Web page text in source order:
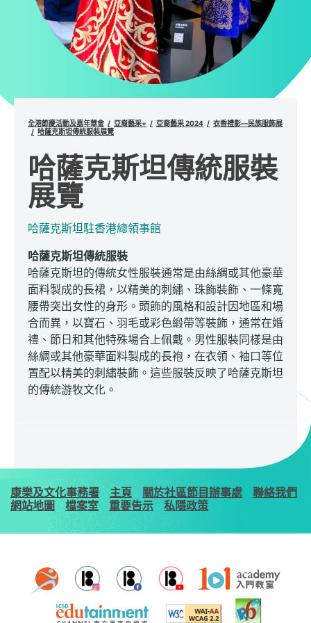
全港節慶活動及嘉年華會 亞裔藝采+ 亞裔藝采 2024
衣香禮影—民族服飾展
哈薩克斯坦傳統服裝展覽
哈薩克斯坦傳統服裝
展覽
哈薩克斯坦駐香港總領事館
哈薩克斯坦傳統服裝
哈薩克斯坦的傳統女性服裝通常是由絲綢或其他豪華
面料製成的長裙，以精美的刺繡、珠飾裝飾、一條寬
腰帶突出女性的身形。頭飾的風格和設計因地區和場
合而異，以寶石、羽毛或彩色緞帶等裝飾，通常在婚
禮、節日和其他特殊場合上佩戴。男性服裝同樣是由
絲綢或其他豪華面料製成的長袍，在衣領、袖口等位
置配以精美的刺繡裝飾。這些服裝反映了哈薩克斯坦
的傳統游牧文化。
康樂及文化事務署 主頁 關於社區節目辦事處
聯絡我們
網站地圖
檔案室 重要告示 私隱政策